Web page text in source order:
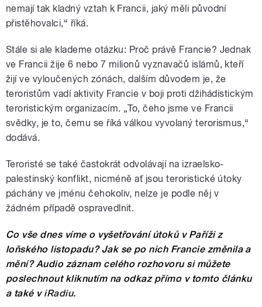
nemají tak kladný vztah k Francii, jaký měli původní
přistěhovalci,“ říká.
Stále si ale klademe otázku: Proč právě Francie? Jednak
ve Francii žije 6 nebo 7 milionů vyznavačů islámů, kteří
žijí ve vyloučených zónách, dalším důvodem je, že
teroristům vadí aktivity Francie v boji proti džihádistickým
teroristickým organizacím. „To, čeho jsme ve Francii
svědky, je to, čemu se říká válkou vyvolaný terorismus,“
dodává.
Teroristé se také častokrát odvolávají na izraelsko-
palestinský konflikt, nicméně ať jsou teroristické útoky
páchány ve jménu čehokoliv, nelze je podle něj v
žádném případě ospravedlnit.
Co vše dnes víme o vyšetřování útoků v Paříži z
loňského listopadu? Jak se po nich Francie změnila a
mění? Audio záznam celého rozhovoru si můžete
poslechnout kliknutím na odkaz přímo v tomto článku
a také v iRadiu.